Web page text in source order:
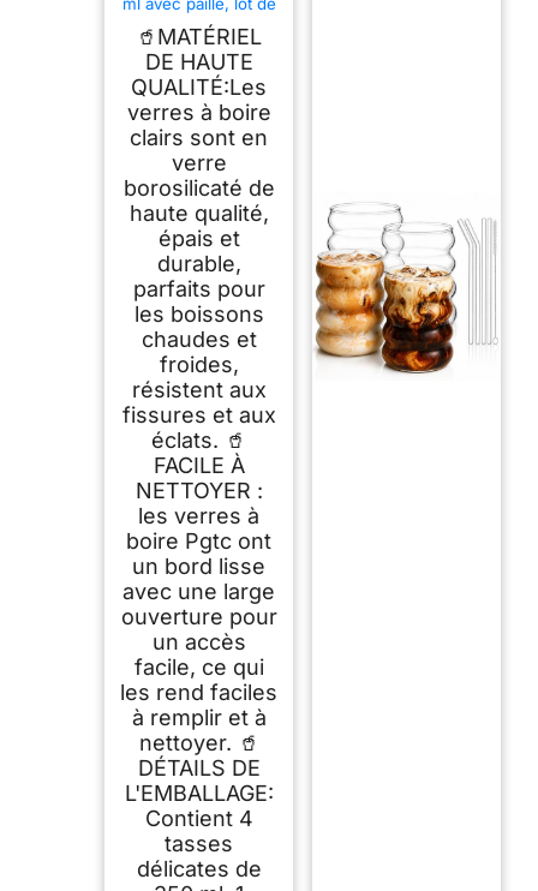
ml avec paille, lot de
4 verres en verre
côtelés
🥤MATÉRIEL
DE HAUTE
QUALITÉ:Les
verres à boire
clairs sont en
verre
borosilicaté de
haute qualité,
épais et
durable,
parfaits pour
les boissons
chaudes et
froides,
résistent aux
fissures et aux
éclats. 🥤
FACILE À
NETTOYER :
les verres à
boire Pgtc ont
un bord lisse
avec une large
ouverture pour
un accès
facile, ce qui
les rend faciles
à remplir et à
nettoyer. 🥤
DÉTAILS DE
L'EMBALLAGE:
Contient 4
tasses
délicates de